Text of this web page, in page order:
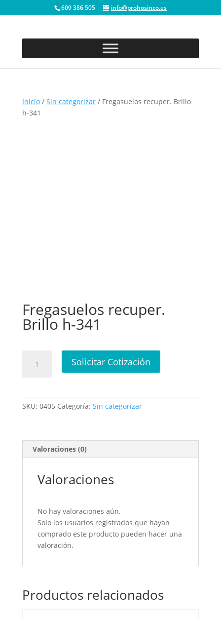
609 386 505 info@prohosinco.es
Inicio/ Sin categorizar/ Fregasuelos recuper. Brillo
h-341
Fregasuelos recuper.
Brillo h-341
recuper.
Solicitar Cotización
SKU: 0405 Categoría: Sin categorizar
Valoraciones (0)
Valoraciones
No hay valoraciones aún.
Solo los usuarios registrados que hayan
comprado este producto pueden hacer una
valoración.
Productos relacionados